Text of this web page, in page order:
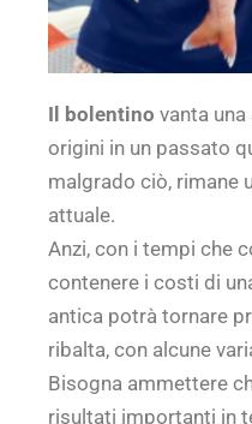
Il bolentino vanta
origini in un passato
malgrado ciò, rimane
attuale.
Anzi, con i tempi che
contenere i costi di
antica potrà tornare
ribalta, con alcune
Bisogna ammettere
risultati importanti in